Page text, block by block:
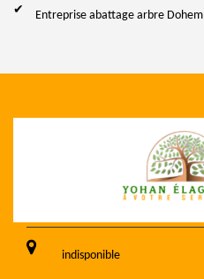
Entreprise abattage arbre Dohem
indisponible